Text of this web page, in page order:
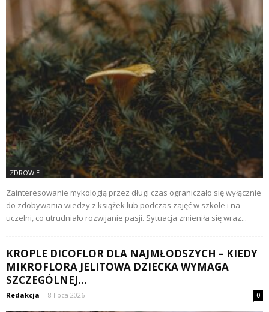
ZDROWIE
Zainteresowanie mykologią przez długi czas ograniczało się wyłącznie
do zdobywania wiedzy z książek lub podczas zajęć w szkole i na
uczelni, co utrudniało rozwijanie pasji. Sytuacja zmieniła się wraz...
KROPLE DICOFLOR DLA NAJMŁODSZYCH – KIEDY
MIKROFLORA JELITOWA DZIECKA WYMAGA
SZCZEGÓLNEJ...
Redakcja - 8 lipca 2026 0